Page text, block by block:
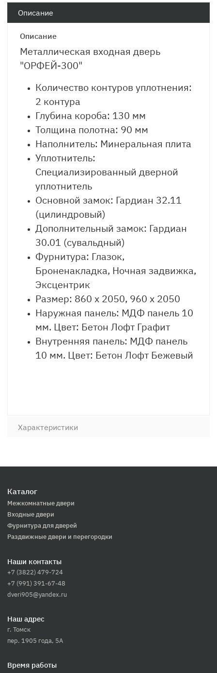
Описание
Описание
Металлическая входная дверь
"ОРФЕЙ-300"
Количество контуров уплотнения:
2 контура
Глубина короба: 130 мм
Толщина полотна: 90 мм
Наполнитель: Минеральная плита
Уплотнитель:
Специализированный дверной
уплотнитель
Основной замок: Гардиан 32.11
(цилиндровый)
Дополнительный замок: Гардиан
30.01 (сувальдный)
Фурнитура: Глазок,
Броненакладка, Ночная задвижка,
Эксцентрик
Размер: 860 х 2050, 960 х 2050
Наружная панель: МДФ панель 10
мм. Цвет: Бетон Лофт Графит
Внутренняя панель: МДФ панель
10 мм. Цвет: Бетон Лофт Бежевый
Характеристики
Каталог
Межкомнатные двери
Входные двери
Фурнитура для дверей
Раздвижные двери и перегородки
Наши контакты
+7 (3822) 479-724
+7 (991) 391-67-48
dveri905@yandex.ru
Наш адрес
г. Томск
пер. 1905 года, 5А
Время работы